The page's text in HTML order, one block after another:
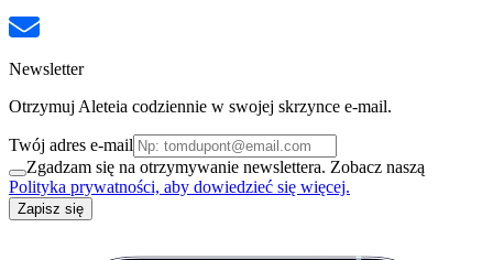
Newsletter
Otrzymuj Aleteia codziennie w swojej skrzynce e-mail.
Twój adres e-mail
Zgadzam się na otrzymywanie newslettera. Zobacz naszą
Polityka prywatności, aby dowiedzieć się więcej.
Zapisz się